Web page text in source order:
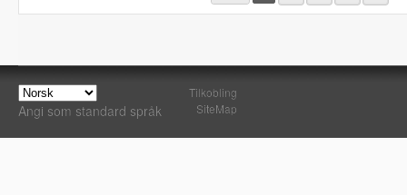
Angi som standard språk
Tilkobling
SiteMap